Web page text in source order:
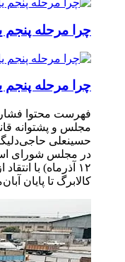
چرا مرحله پنجم
چرا مرحله پنجم
فهرست محتوا
مجلس و پشتوانه
حسینعلی
در مجلس شورای
۱۲ آذرماه) با
کالابرگ تا پایان